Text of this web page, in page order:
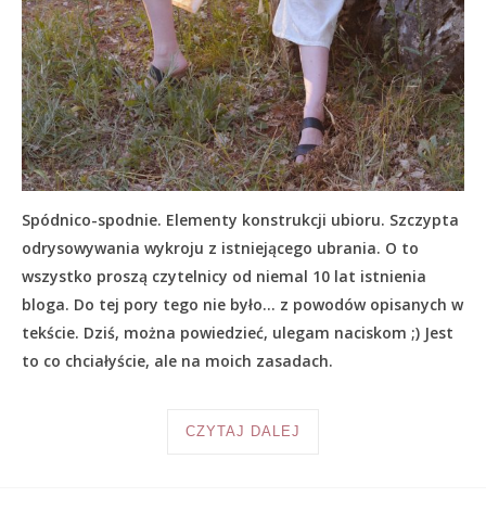
Spódnico-spodnie. Elementy konstrukcji ubioru. Szczypta
odrysowywania wykroju z istniejącego ubrania. O to
wszystko proszą czytelnicy od niemal 10 lat istnienia
bloga. Do tej pory tego nie było… z powodów opisanych w
tekście. Dziś, można powiedzieć, ulegam naciskom ;) Jest
to co chciałyście, ale na moich zasadach.
CZYTAJ DALEJ